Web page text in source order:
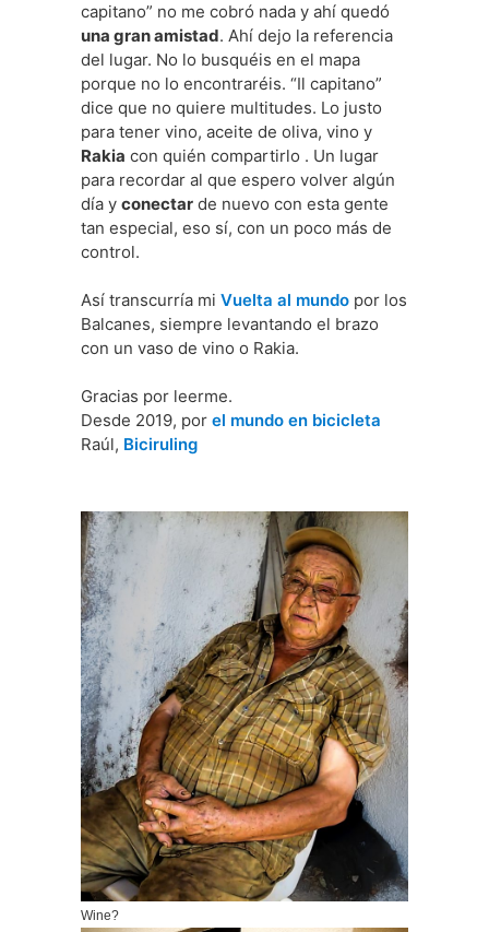
capitano” no me cobró nada y ahí quedó
una gran amistad. Ahí dejo la referencia
del lugar. No lo busquéis en el mapa
porque no lo encontraréis. “Il capitano”
dice que no quiere multitudes. Lo justo
para tener vino, aceite de oliva, vino y
Rakia con quién compartirlo . Un lugar
para recordar al que espero volver algún
día y conectar de nuevo con esta gente
tan especial, eso sí, con un poco más de
control.
Así transcurría mi Vuelta al mundo por los
Balcanes, siempre levantando el brazo
con un vaso de vino o Rakia.
Gracias por leerme.
Desde 2019, por el mundo en bicicleta
Raúl, Biciruling
Wine?